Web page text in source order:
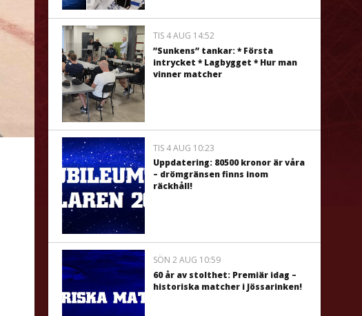
TIS 4 AUG 14:52
”Sunkens” tankar: * Första
intrycket * Lagbygget * Hur man
vinner matcher
TIS 4 AUG 10:23
Uppdatering: 80500 kronor är våra
– drömgränsen finns inom
räckhåll!
SÖN 2 AUG 10:59
60 år av stolthet: Premiär idag –
historiska matcher i Jössarinken!